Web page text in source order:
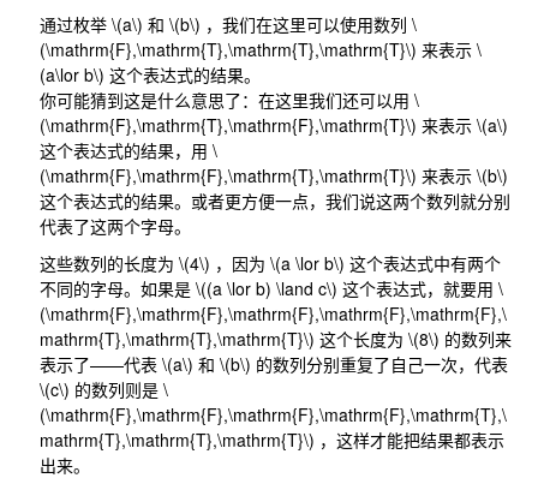
通过枚举 \(a\) 和 \(b\) ，我们在这里可以使用数列 \
(\mathrm{F},\mathrm{T},\mathrm{T},\mathrm{T}\) 来表示 \
(a\lor b\) 这个表达式的结果。
你可能猜到这是什么意思了：在这里我们还可以用 \
(\mathrm{F},\mathrm{T},\mathrm{F},\mathrm{T}\) 来表示 \(a\)
这个表达式的结果，用 \
(\mathrm{F},\mathrm{F},\mathrm{T},\mathrm{T}\) 来表示 \(b\)
这个表达式的结果。或者更方便一点，我们说这两个数列就分别
代表了这两个字母。
这些数列的长度为 \(4\) ，因为 \(a \lor b\) 这个表达式中有两个
不同的字母。如果是 \((a \lor b) \land c\) 这个表达式，就要用 \
(\mathrm{F},\mathrm{F},\mathrm{F},\mathrm{F},\mathrm{F},\
mathrm{T},\mathrm{T},\mathrm{T}\) 这个长度为 \(8\) 的数列来
表示了——代表 \(a\) 和 \(b\) 的数列分别重复了自己一次，代表
\(c\) 的数列则是 \
(\mathrm{F},\mathrm{F},\mathrm{F},\mathrm{F},\mathrm{T},\
mathrm{T},\mathrm{T},\mathrm{T}\) ，这样才能把结果都表示
出来。